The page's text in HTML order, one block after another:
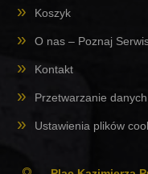
Koszyk
O nas – Poznaj
Kontakt
Przetwarzanie
Ustawienia plików